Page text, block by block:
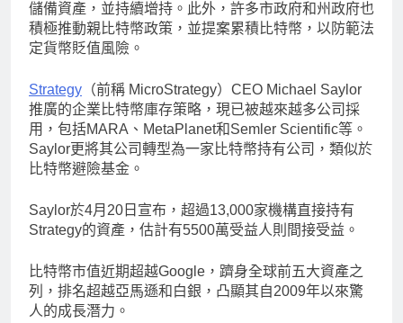
儲備資產，並持續增持。此外，許多市政府和州政府也
積極推動親比特幣政策，並提案累積比特幣，以防範法
定貨幣貶值風險。
Strategy （前稱 MicroStrategy）CEO Michael Saylor
推廣的企業比特幣庫存策略，現已被越來越多公司採
用，包括MARA、MetaPlanet和Semler Scientific等。
Saylor更將其公司轉型為一家比特幣持有公司，類似於
比特幣避險基金。
Saylor於4月20日宣布，超過13,000家機構直接持有
Strategy的資產，估計有5500萬受益人則間接受益。
比特幣市值近期超越Google，躋身全球前五大資產之
列，排名超越亞馬遜和白銀，凸顯其自2009年以來驚
人的成長潛力。